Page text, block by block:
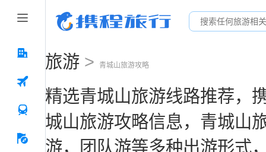
旅游 > 青城山旅游攻略
精选青城山旅游线路推荐，
城山旅游攻略信息， 青城山
游，团队游等多种出游形式